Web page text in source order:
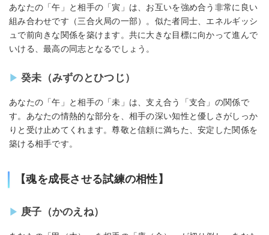
あなたの「午」と相手の「寅」は、お互いを強め合う非常に良い
組み合わせです（三合火局の一部）。似た者同士、エネルギッシ
ュで前向きな関係を築けます。共に大きな目標に向かって進んで
いける、最高の同志となるでしょう。
癸未（みずのとひつじ）
あなたの「午」と相手の「未」は、支え合う「支合」の関係で
す。あなたの情熱的な部分を、相手の深い知性と優しさがしっか
りと受け止めてくれます。尊敬と信頼に満ちた、安定した関係を
築ける相手です。
【魂を成長させる試練の相性】
庚子（かのえね）